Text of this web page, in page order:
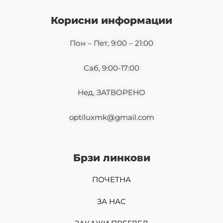
o
o
g
r
m
Корисни информации
Пон – Пет, 9:00 – 21:00
Саб, 9:00-17:00
Нед, ЗАТВОРЕНО
optiluxmk@gmail.com
Брзи линкови
ПОЧЕТНА
ЗА НАС